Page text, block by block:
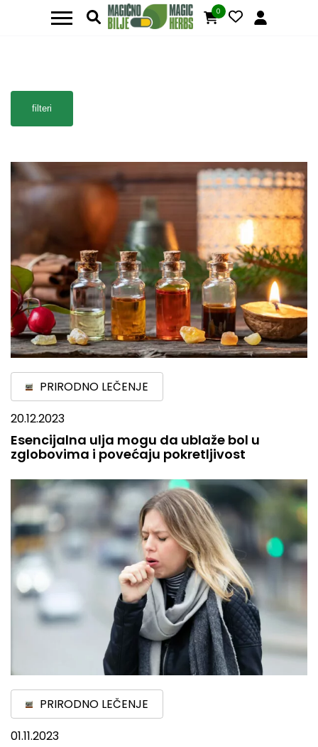
0
filteri
PRIRODNO LEČENJE
20.12.2023
Esencijalna ulja mogu da ublaže bol u
zglobovima i povećaju pokretljivost
PRIRODNO LEČENJE
01.11.2023